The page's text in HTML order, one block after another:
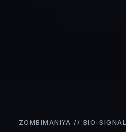
ZOMBIMANIYA // BIO-SIGNAL